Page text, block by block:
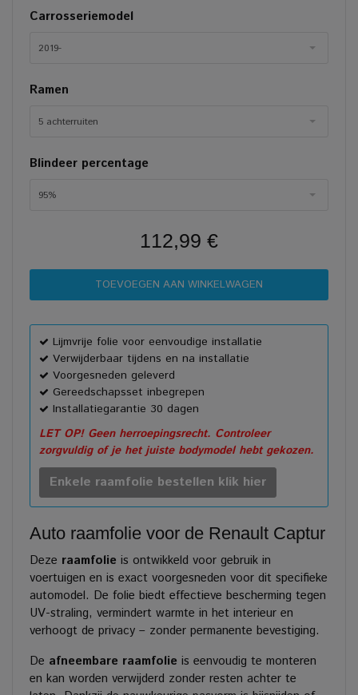
Carrosseriemodel
2019-
Ramen
5 achterruiten
Blindeer percentage
95%
112,99 €
Lijmvrije folie voor eenvoudige installatie
Verwijderbaar tijdens en na installatie
Voorgesneden geleverd
Gereedschapsset inbegrepen
Installatiegarantie 30 dagen
LET OP! Geen herroepingsrecht. Controleer
zorgvuldig of je het juiste bodymodel hebt gekozen.
Enkele raamfolie bestellen klik hier
Auto raamfolie voor de Renault Captur
Deze raamfolie is ontwikkeld voor gebruik in
voertuigen en is exact voorgesneden voor dit specifieke
automodel. De folie biedt effectieve bescherming tegen
UV-straling, vermindert warmte in het interieur en
verhoogt de privacy – zonder permanente bevestiging.
De afneembare raamfolie is eenvoudig te monteren
en kan worden verwijderd zonder resten achter te